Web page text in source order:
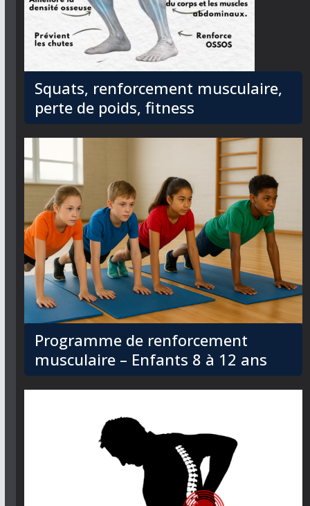
Squats, renforcement musculaire,
perte de poids, fitness
Programme de renforcement
musculaire – Enfants 8 à 12 ans